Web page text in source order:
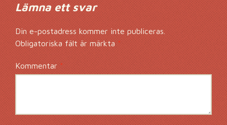
Lämna ett svar
Din e-postadress kommer inte publiceras.
Obligatoriska fält är märkta*
Kommentar*